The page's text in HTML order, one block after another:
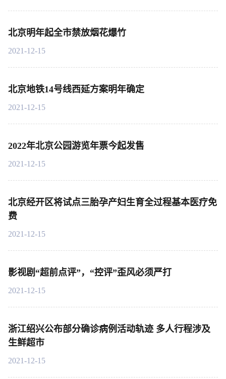
北京明年起全市禁放烟花爆竹
2021-12-15
北京地铁14号线西延方案明年确定
2021-12-15
2022年北京公园游览年票今起发售
2021-12-15
北京经开区将试点三胎孕产妇生育全过程基本医疗免
费
2021-12-15
影视剧“超前点评”，“控评”歪风必须严打
2021-12-15
浙江绍兴公布部分确诊病例活动轨迹 多人行程涉及
生鲜超市
2021-12-15